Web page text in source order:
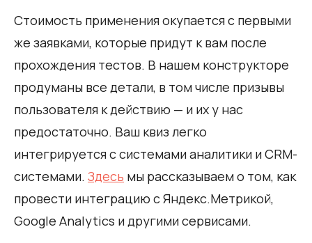
Стоимость применения окупается с первыми
же заявками, которые придут к вам после
прохождения тестов. В нашем конструкторе
продуманы все детали, в том числе призывы
пользователя к действию — и их у нас
предостаточно. Ваш квиз легко
интегрируется с системами аналитики и CRM-
системами. Здесь мы рассказываем о том, как
провести интеграцию с Яндекс.Метрикой,
Google Analytics и другими сервисами.